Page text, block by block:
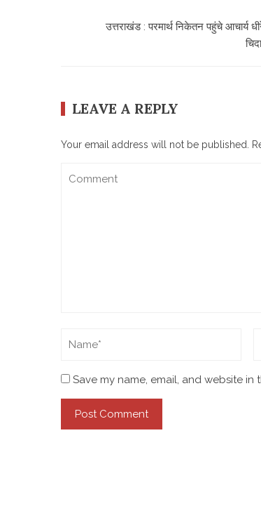
उत्तराखंड : परमार्थ निकेतन पहुंचे आचार्य
LEAVE A REPLY
Your email address will not be published.
Save my name, email, and website